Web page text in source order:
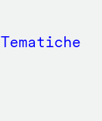
Main
Tematiche